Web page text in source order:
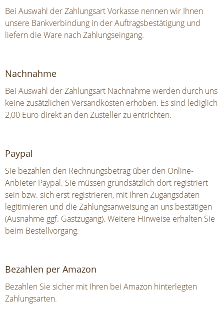
Bei Auswahl der Zahlungsart Vorkasse nennen wir Ihnen
unsere Bankverbindung in der Auftragsbestätigung und
liefern die Ware nach Zahlungseingang.
Nachnahme
Bei Auswahl der Zahlungsart Nachnahme werden durch uns
keine zusätzlichen Versandkosten erhoben. Es sind lediglich
2,00 Euro direkt an den Zusteller zu entrichten.
Paypal
Sie bezahlen den Rechnungsbetrag über den Online-
Anbieter Paypal. Sie müssen grundsätzlich dort registriert
sein bzw. sich erst registrieren, mit Ihren Zugangsdaten
legitimieren und die Zahlungsanweisung an uns bestätigen
(Ausnahme ggf. Gastzugang). Weitere Hinweise erhalten Sie
beim Bestellvorgang.
Bezahlen per Amazon
Bezahlen Sie sicher mit Ihren bei Amazon hinterlegten
Zahlungsarten.